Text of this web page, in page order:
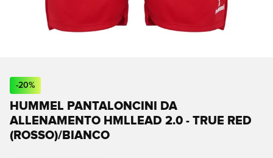
-20%
HUMMEL PANTALONCINI DA
ALLENAMENTO HMLLEAD 2.0 - TRUE RED
(ROSSO)/BIANCO